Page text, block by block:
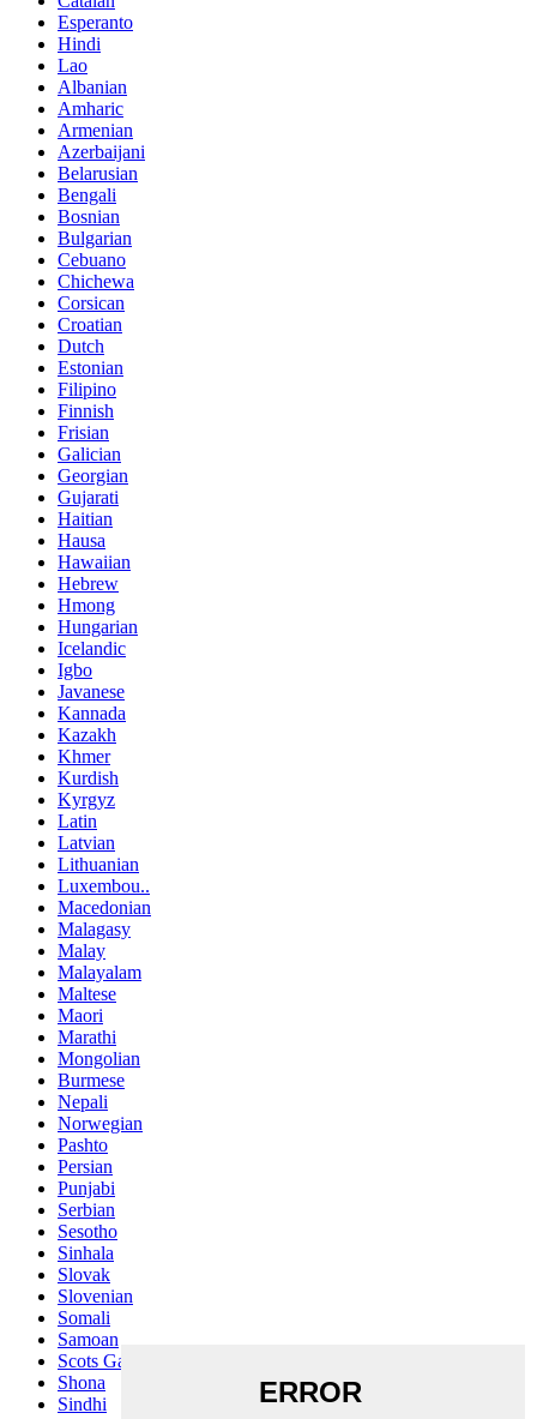
Esperanto
Hindi
Lao
Albanian
Amharic
Armenian
Azerbaijani
Belarusian
Bengali
Bosnian
Bulgarian
Cebuano
Chichewa
Corsican
Croatian
Dutch
Estonian
Filipino
Finnish
Frisian
Galician
Georgian
Gujarati
Haitian
Hausa
Hawaiian
Hebrew
Hmong
Hungarian
Icelandic
Igbo
Javanese
Kannada
Kazakh
Khmer
Kurdish
Kyrgyz
Latin
Latvian
Lithuanian
Luxembou..
Macedonian
Malagasy
Malay
Malayalam
Maltese
Maori
Marathi
Mongolian
Burmese
Nepali
Norwegian
Pashto
Persian
Punjabi
Serbian
Sesotho
Sinhala
Slovak
Slovenian
Somali
Samoan
Scots Gaelic
Shona
Sindhi